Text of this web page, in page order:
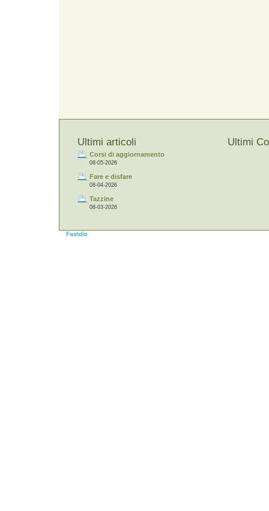
Ultimi articoli
Corsi di aggiornamento
08-05-2026
Fare e disfare
08-04-2026
Tazzine
08-03-2026
Ultimi
Fastidio